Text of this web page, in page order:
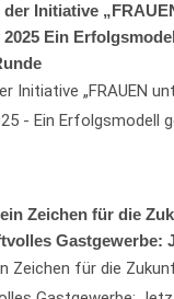
Initiative
Ein
Initiative „FRAUEN
- Ein Erfolgsmodell
Zeichen für die
Gastgewerbe:
Zeichen für die